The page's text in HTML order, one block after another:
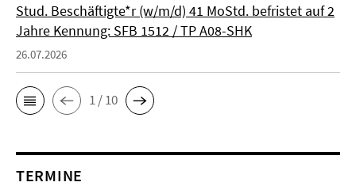
Stud. Beschäftigte*r (w/m/d) 41 MoStd. befristet auf 2
Jahre Kennung: SFB 1512 / TP A08-SHK
26.07.2026
1 / 10
TERMINE